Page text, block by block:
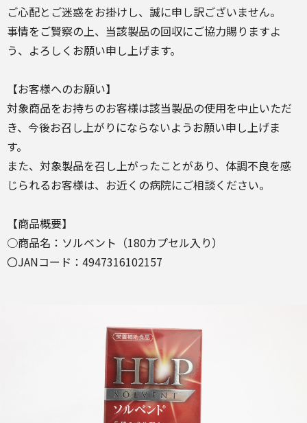
ご心配とご迷惑をお掛けし、誠に申し訳ございません。
事情をご賢察の上、当該製品の回収にご協力賜りますよ
う、よろしくお願い申し上げます。
【お客様へのお願い】
対象商品をお持ちのお客様は該当製品の使用を中止いただ
き、今後お召し上がりにならないようお願い申し上げま
す。
また、対象製品を召し上がったことがあり、体調不良を感
じられるお客様は、お近くの病院にご相談ください。
【商品概要】
○商品名：ソルベント（180カプセル入り）
〇JANコード：4947316102157